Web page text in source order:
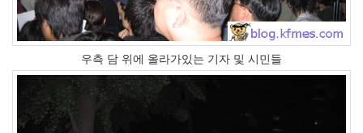
우측 담 위에 올라가있는 기자 및 시민들